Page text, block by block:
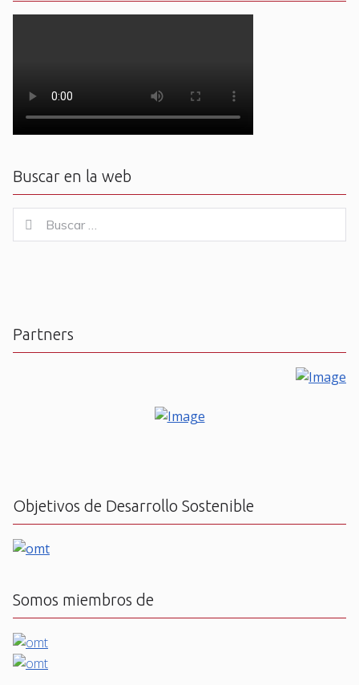
Buscar en la web
for:
Buscar
Partners
Objetivos de Desarrollo Sostenible
Somos miembros de